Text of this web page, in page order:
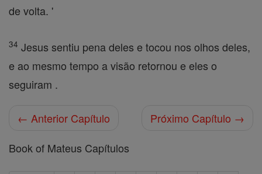
de volta. '
34 Jesus sentiu pena deles e tocou nos olhos deles,
e ao mesmo tempo a visão retornou e eles o
seguiram .
← Anterior Capítulo
Próximo Capítulo →
Book of Mateus Capítulos